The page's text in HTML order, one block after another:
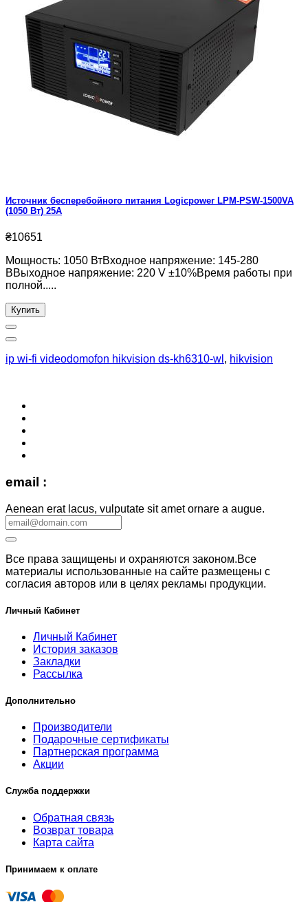
Источник бесперебойного питания Logicpower LPM-PSW-1500VA
(1050 Вт) 25А
₴10651
Мощность: 1050 ВтВходное напряжение: 145-280
ВВыходное напряжение: 220 V ±10%Время работы при
полной.....
Купить
ip wi-fi videodomofon hikvision ds-kh6310-wl , hikvision
email :
Aenean erat lacus, vulputate sit amet ornare a augue.
Все права защищены и охраняются законом.Все
материалы использованные на сайте размещены с
согласия авторов или в целях рекламы продукции.
Личный Кабинет
Личный Кабинет
История заказов
Закладки
Рассылка
Дополнительно
Производители
Подарочные сертификаты
Партнерская программа
Акции
Служба поддержки
Обратная связь
Возврат товара
Карта сайта
Принимаем к оплате